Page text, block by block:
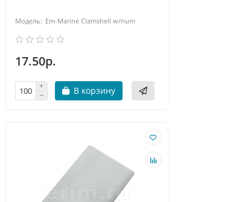
Em-Marine Clamshell w/num
17.50р.
В корзину